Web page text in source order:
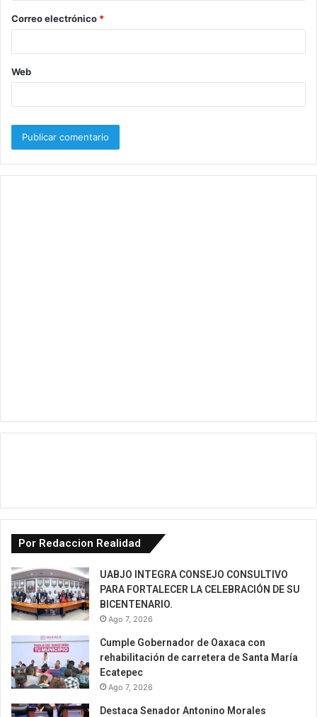
*
Correo electrónico *
Web
Por Redaccion Realidad
UABJO INTEGRA CONSEJO CONSULTIVO
PARA FORTALECER LA CELEBRACIÓN DE SU
BICENTENARIO.
Ago 7, 2026
Cumple Gobernador de Oaxaca con
rehabilitación de carretera de Santa María
Ecatepec
Ago 7, 2026
Destaca Senador Antonino Morales